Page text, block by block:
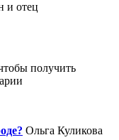
и отец
получить
Ольга Куликова